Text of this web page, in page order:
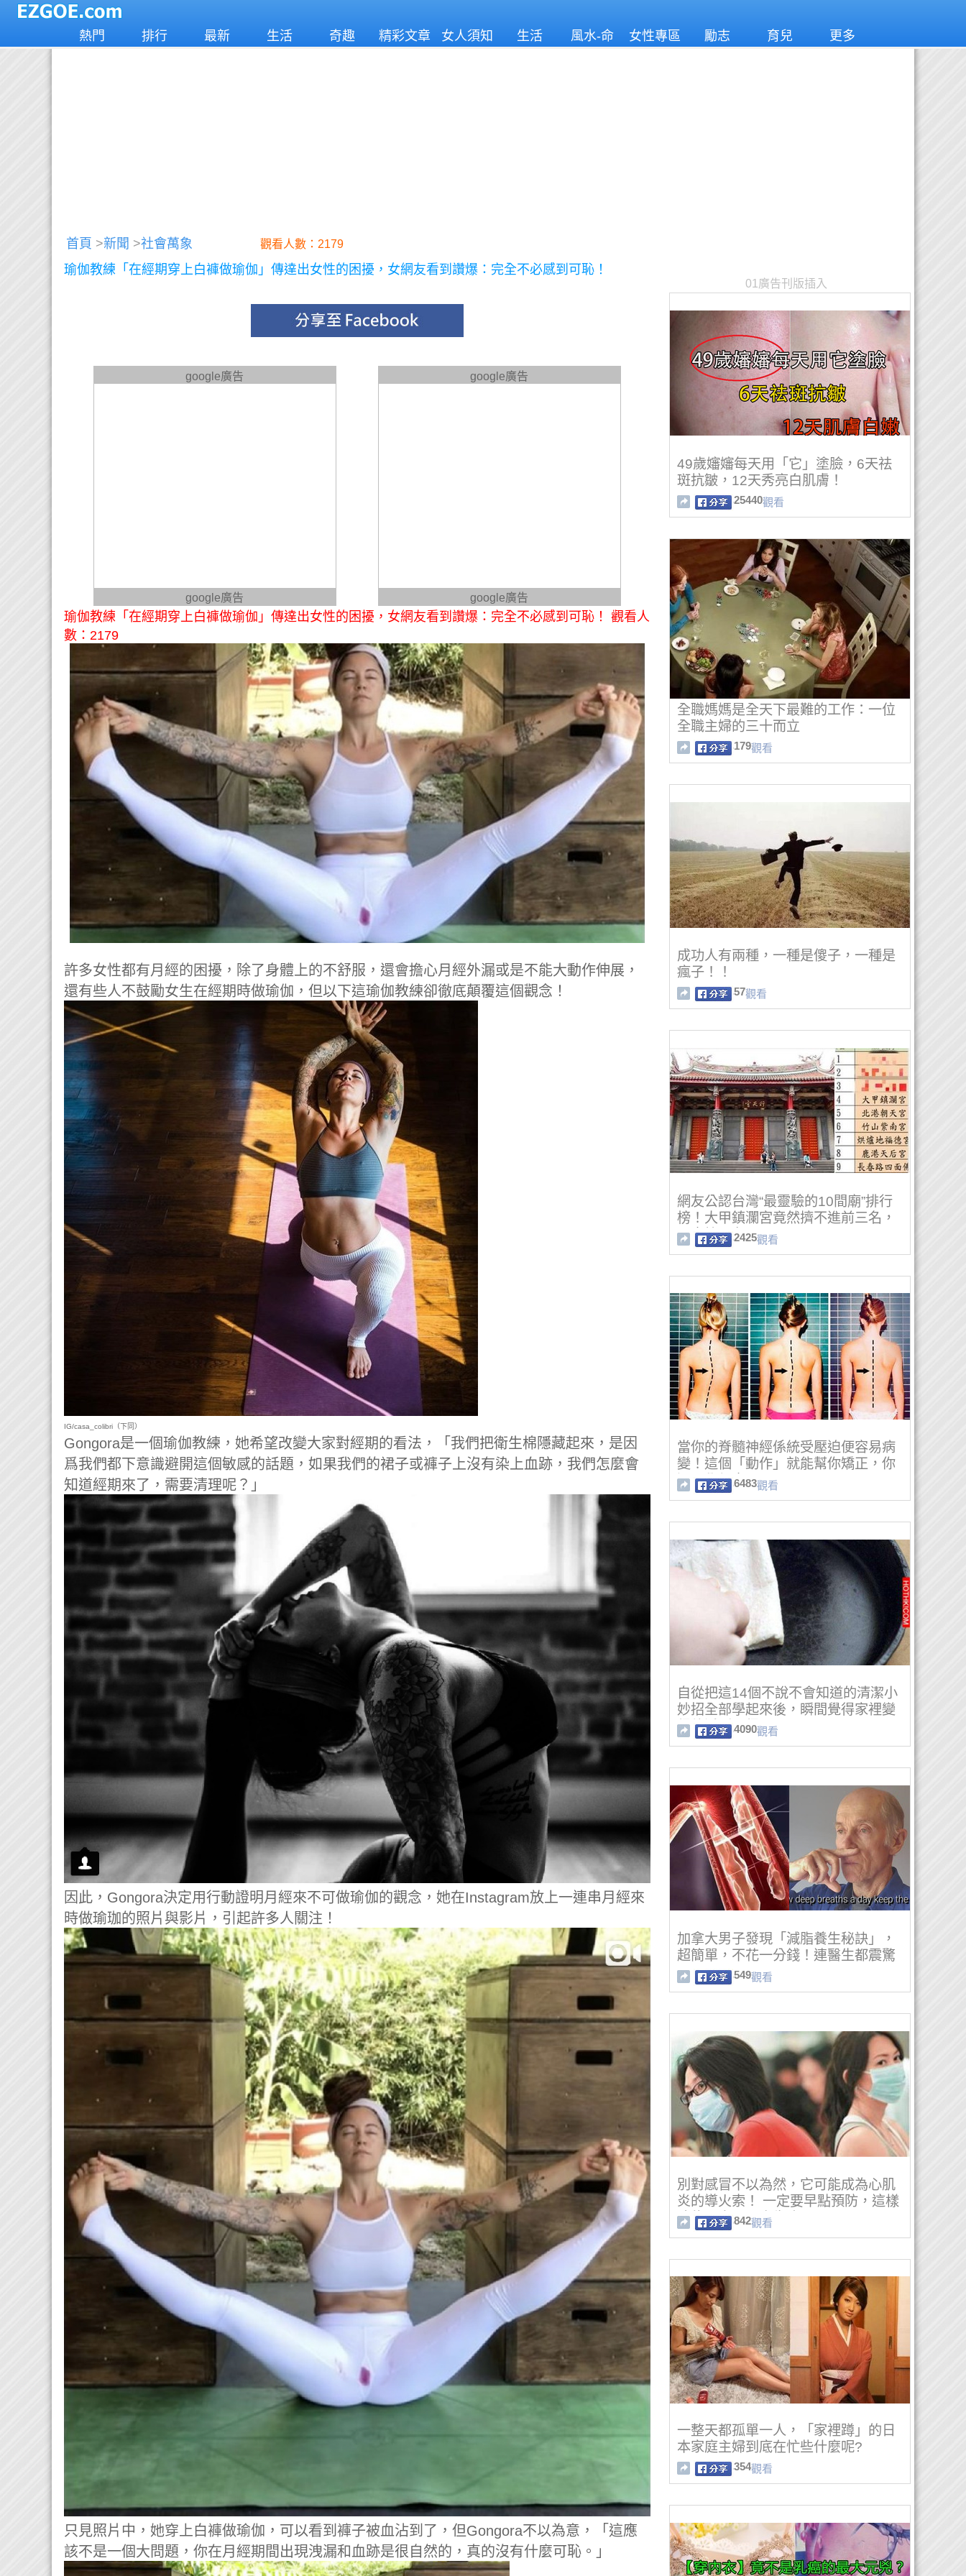
熱門 排行 最新 生活 奇趣 精彩文章 女人須知 生活
風水-命
女性專區 勵志 育兒 更多
首頁 >新聞 >社會萬象 觀看人數：2179
瑜伽教練「在經期穿上白褲做瑜伽」傳達出女性的困擾，女網友看到讚爆：完全不必感到可恥！
google廣告
google廣告
google廣告
google廣告
瑜伽教練「在經期穿上白褲做瑜伽」傳達出女性的困擾，女網友看到讚爆：完全不必感到可恥！ 觀看人
數：2179
許多女性都有月經的困擾，除了身體上的不舒服，還會擔心月經外漏或是不能大動作伸展，
還有些人不鼓勵女生在經期時做瑜伽，但以下這瑜伽教練卻徹底顛覆這個觀念！
IG/casa_colibri（下同）
Gongora是一個瑜伽教練，她希望改變大家對經期的看法，「我們把衛生棉隱藏起來，是因
爲我們都下意識避開這個敏感的話題，如果我們的裙子或褲子上沒有染上血跡，我們怎麼會
知道經期來了，需要清理呢？」
因此，Gongora決定用行動證明月經來不可做瑜伽的觀念，她在Instagram放上一連串月經來
時做瑜珈的照片與影片，引起許多人關注！
只見照片中，她穿上白褲做瑜伽，可以看到褲子被血沾到了，但Gongora不以為意，「這應
該不是一個大問題，你在月經期間出現洩漏和血跡是很自然的，真的沒有什麼可恥。」
01廣告刊版插入
49歲嬸嬸每天用「它」塗臉，6天祛
斑抗皺，12天秀亮白肌膚！
25440觀看
全職媽媽是全天下最難的工作：一位
全職主婦的三十而立
179觀看
成功人有兩種，一種是傻子，一種是
瘋子！！
57觀看
網友公認台灣“最靈驗的10間廟”排行
榜！大甲鎮瀾宮竟然擠不進前三名，
原來第一名是...
2425觀看
當你的脊髓神經係統受壓迫便容易病
變！這個「動作」就能幫你矯正，你
還不學起來嗎？
6483觀看
自從把這14個不說不會知道的清潔小
妙招全部學起來後，瞬間覺得家裡變
得乾淨到不得了！ ...
4090觀看
加拿大男子發現「減脂養生秘訣」，
超簡單，不花一分錢！連醫生都震驚
了......
549觀看
別對感冒不以為然，它可能成為心肌
炎的導火索！ 一定要早點預防，這樣
才能是自己不會生病！
842觀看
一整天都孤單一人，「家裡蹲」的日
本家庭主婦到底在忙些什麼呢?
354觀看